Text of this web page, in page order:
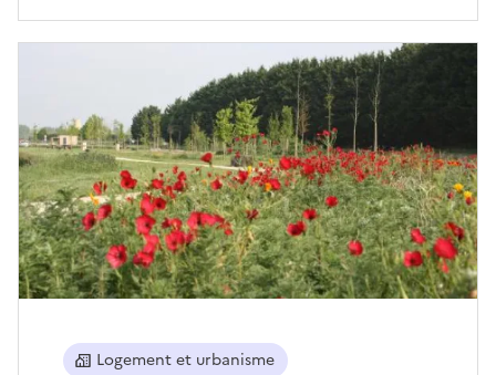
Logement et urbanisme